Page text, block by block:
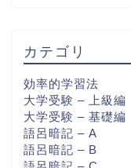
カテゴリ
効率的学習法
大学受験 – 上級編
大学受験 – 基礎編
語呂暗記 – A
語呂暗記 – B